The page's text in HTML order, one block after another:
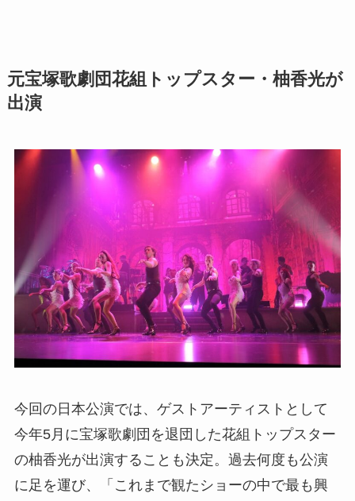
元宝塚歌劇団花組トップスター・柚香光が
出演
今回の日本公演では、ゲストアーティストとして
今年5月に宝塚歌劇団を退団した花組トップスター
の柚香光が出演することも決定。過去何度も公演
に足を運び、「これまで観たショーの中で最も興